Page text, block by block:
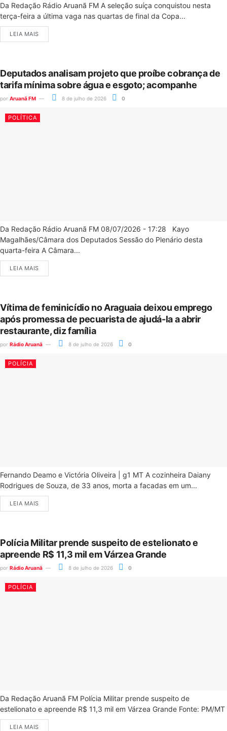
Da Redação Rádio Aruanã FM A seleção suíça conquistou nesta
terça-feira a última vaga nas quartas de final da Copa...
LEIA MAIS
Deputados analisam projeto que proíbe cobrança de
tarifa mínima sobre água e esgoto; acompanhe
por Aruanã FM 8 de julho de 2026 0
POLÍTICA
Da Redação Rádio Aruanã FM 08/07/2026 - 17:28 Kayo
Magalhães/Câmara dos Deputados Sessão do Plenário desta
quarta-feira A Câmara...
LEIA MAIS
Vítima de feminicídio no Araguaia deixou emprego
após promessa de pecuarista de ajudá-la a abrir
restaurante, diz família
por Rádio Aruanã 8 de julho de 2026 0
POLÍCIA
Fernando Deamo e Victória Oliveira | g1 MT A cozinheira Daiany
Rodrigues de Souza, de 33 anos, morta a facadas em um...
LEIA MAIS
Polícia Militar prende suspeito de estelionato e
apreende R$ 11,3 mil em Várzea Grande
por Rádio Aruanã 8 de julho de 2026 0
POLÍCIA
Da Redação Aruanã FM Polícia Militar prende suspeito de
estelionato e apreende R$ 11,3 mil em Várzea Grande Fonte: PM/MT
LEIA MAIS